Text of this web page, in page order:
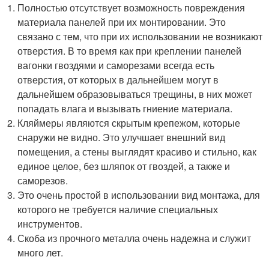
Полностью отсутствует возможность повреждения
материала панелей при их монтировании. Это
связано с тем, что при их использовании не возникают
отверстия. В то время как при креплении панелей
вагонки гвоздями и саморезами всегда есть
отверстия, от которых в дальнейшем могут в
дальнейшем образовываться трещины, в них может
попадать влага и вызывать гниение материала.
Кляймеры являются скрытым крепежом, которые
снаружи не видно. Это улучшает внешний вид
помещения, а стены выглядят красиво и стильно, как
единое целое, без шляпок от гвоздей, а также и
саморезов.
Это очень простой в использовании вид монтажа, для
которого не требуется наличие специальных
инструментов.
Скоба из прочного металла очень надежна и служит
много лет.